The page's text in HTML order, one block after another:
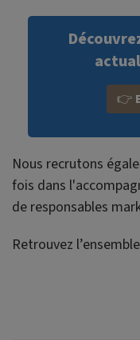
👉
Nous recrutons
fois dans
de responsables
Retrouvez